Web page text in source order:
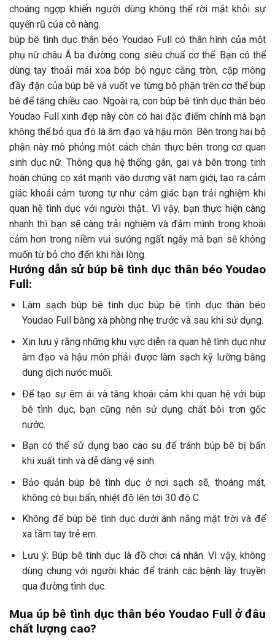
choáng ngợp khiến người dùng không thể rời mắt khỏi sự
quyến rũ của cô nàng.
búp bê tình dục thân béo Youdao Full có thân hình của một
phụ nữ châu Á ba đường cong siêu chuẩ cơ thể. Bạn có thể
dùng tay thoải mái xoa bóp bộ ngực căng tròn, cặp mông
đầy đặn của búp bê và vuốt ve từng bộ phận trên cơ thể búp
bê để tăng chiều cao. Ngoài ra, con búp bê tình dục thân béo
Youdao Full xinh đẹp này còn có hai đặc điểm chính mà bạn
không thể bỏ qua đó là âm đạo và hậu môn. Bên trong hai bộ
phận này mô phỏng một cách chân thực bên trong cơ quan
sinh dục nữ. Thông qua hệ thống gân, gai và bên trong tinh
hoàn chúng cọ xát mạnh vào dương vật nam giới, tạo ra cảm
giác khoái cảm tương tự như cảm giác bạn trải nghiệm khi
quan hệ tình dục với người thật.. Vì vậy, bạn thực hiện càng
nhanh thì bạn sẽ càng trải nghiệm và đắm mình trong khoái
cảm hơn trong niềm vui sướng ngất ngây mà bạn sẽ không
muốn từ bỏ cho đến khi hài lòng.
Hướng dẫn sử búp bê tình dục thân béo Youdao
Full:
Làm sạch búp bê tình dục búp bê tình dục thân béo
Youdao Full bằng xà phòng nhẹ trước và sau khi sử dụng.
Xin lưu ý rằng những khu vực diễn ra quan hệ tình dục như
âm đạo và hậu môn phải được làm sạch kỹ lưỡng bằng
dung dịch nước muối.
Để tạo sự êm ái và tăng khoái cảm khi quan hệ với búp
bê tình dục, bạn cũng nên sử dụng chất bôi trơn gốc
nước.
Bạn có thể sử dụng bao cao su để tránh búp bê bị bẩn
khi xuất tinh và dễ dàng vệ sinh.
Bảo quản búp bê tình dục ở nơi sạch sẽ, thoáng mát,
không có bụi bẩn, nhiệt độ lên tới 30 độ C.
Không để búp bê tình dục dưới ánh nắng mặt trời và để
xa tầm tay trẻ em.
Lưu ý: Búp bê tình dục là đồ chơi cá nhân. Vì vậy, không
dùng chung với người khác để tránh các bệnh lây truyền
qua đường tình dục.
Mua úp bê tình dục thân béo Youdao Full ở đâu
chất lượng cao?